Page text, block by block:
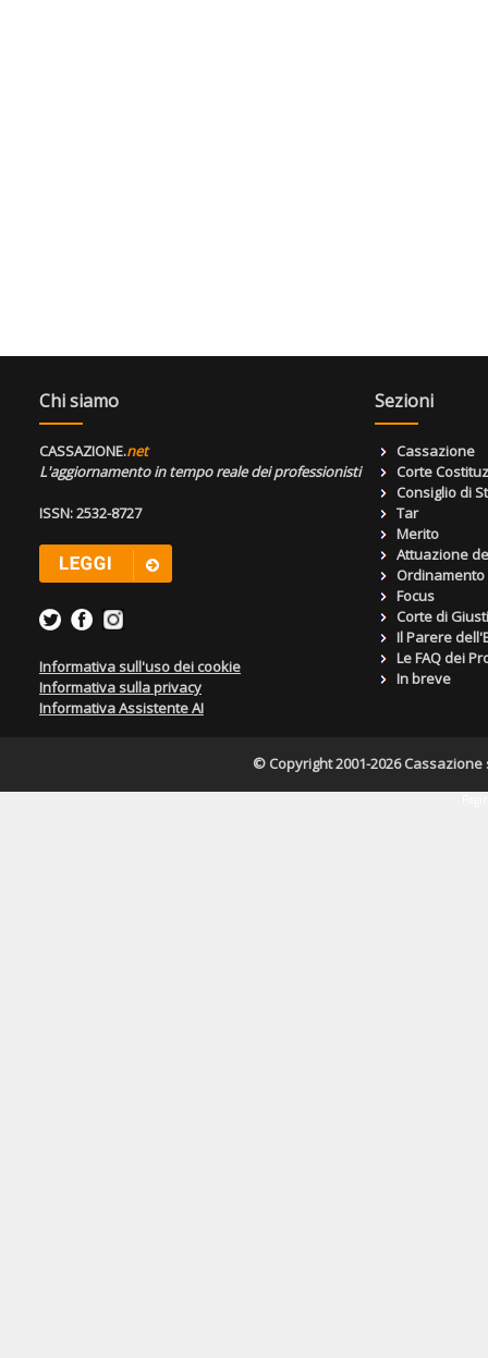
Chi siamo
CASSAZIONE.net
L'aggiornamento in tempo reale dei professionisti
ISSN: 2532-8727
Informativa sull'uso dei cookie
Informativa sulla privacy
Informativa Assistente AI
Sezioni
Cassazione
Corte
Consiglio di
Tar
Merito
Attuazione
Focus
Corte di
Il Parere
Le FAQ dei
In breve
© Copyright 2001-2026 Cassazione